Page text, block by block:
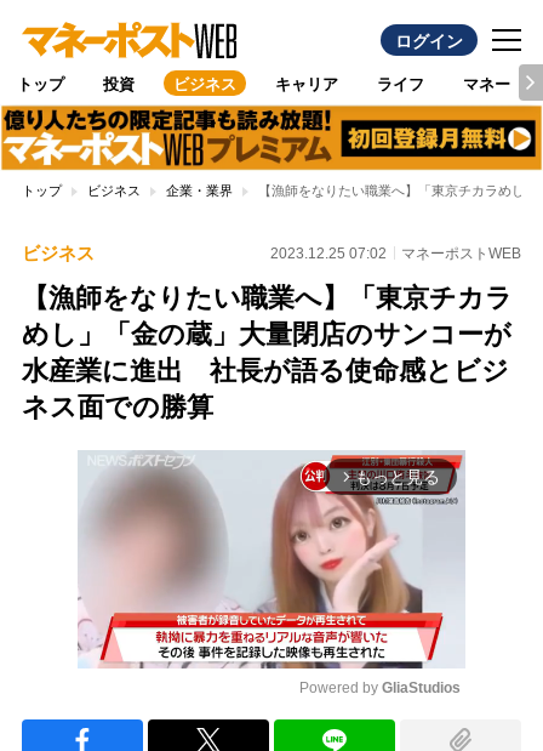
ログイン
トップ 投資 ビジネス キャリア ライフ マネー
トップ ビジネス 企業・業界 【漁師をなりたい職業へ】「東京チカラめし
ビジネス 2023.12.25 07:02 マネーポストWEB
【漁師をなりたい職業へ】「東京チカラ
めし」「金の蔵」大量閉店のサンコーが
水産業に進出 社長が語る使命感とビジ
ネス面での勝算
arrow_forward_ios もっと見る
Powered by GliaStudios